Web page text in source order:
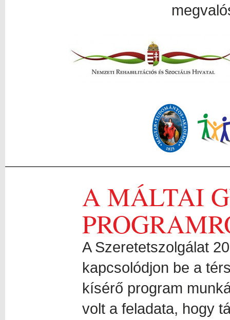
A MÁLTAI
A Szeretetszolgálat
kapcsolódjon be a
kísérő program
volt a feladata, hogy